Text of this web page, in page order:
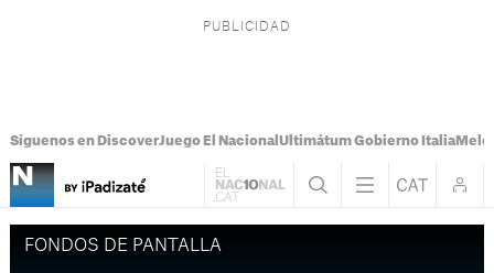
Síguenos en DiscoverJuego El Nacional Ultimátum Gobierno Italia
FONDOS DE PANTALLA